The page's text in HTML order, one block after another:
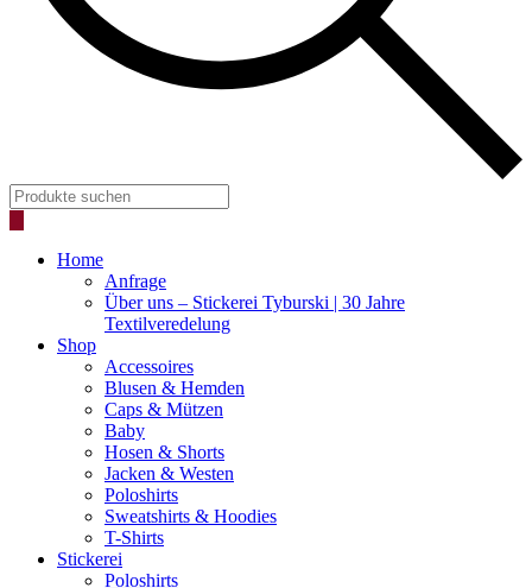
Products
search
Home
Anfrage
Über uns – Stickerei Tyburski | 30 Jahre
Textilveredelung
Shop
Accessoires
Blusen & Hemden
Caps & Mützen
Baby
Hosen & Shorts
Jacken & Westen
Poloshirts
Sweatshirts & Hoodies
T-Shirts
Stickerei
Poloshirts